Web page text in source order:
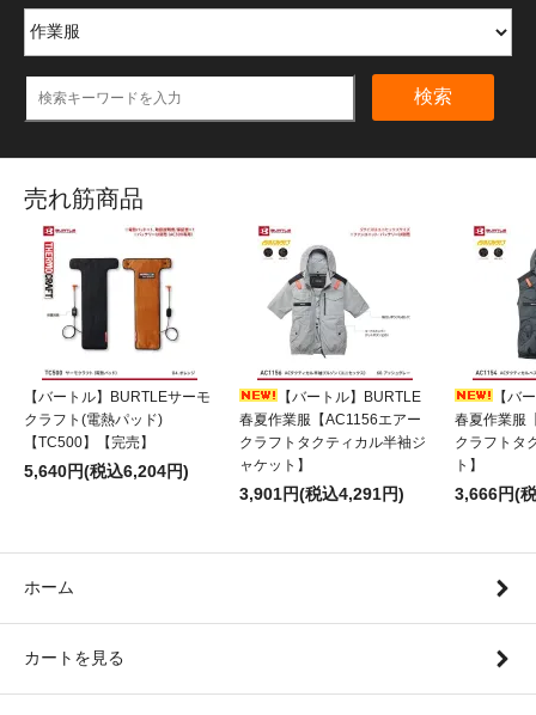
検索
売れ筋商品
【バートル】BURTLEサーモ
クラフト(電熱パッド)
【TC500】【完売】
5,640円(税込6,204円)
【バートル】BURTLE
春夏作業服【AC1156エアー
クラフトタクティカル半袖ジ
ャケット】
3,901円(税込4,291円)
【バ
春夏作業服
クラフトタ
ト】
3,666円(
ホーム
カートを見る